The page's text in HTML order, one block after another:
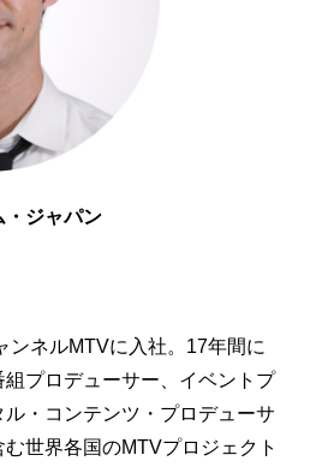
・ジャパン
ンネルMTVに入社。17年間に
プロデューサー、イベントプ
・コンテンツ・プロデューサ
世界各国のMTVプロジェクト